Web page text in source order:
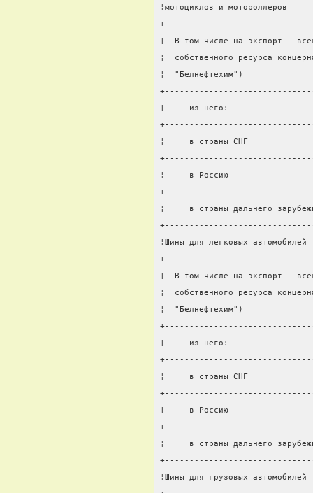
¦мотоциклов и
¦  В том числе на экспорт -
¦  собственного ресурса
¦  "Белнефтехим")
¦     из него:
¦     в страны СНГ
¦     в Россию
¦     в страны дальнего
¦Шины для легковых
¦  В том числе на экспорт -
¦  собственного ресурса
¦  "Белнефтехим")
¦     из него:
¦     в страны СНГ
¦     в Россию
¦     в страны дальнего
¦Шины для грузовых